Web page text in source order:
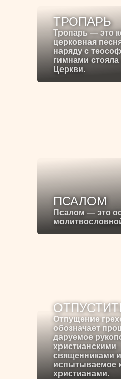
ТРОПАРЬ
Тропарь — это
церковная
наряду с
гимнами стояла
Церкви.
ПСАЛОМ
Псалом — это
Отпущение
обозначает
даруемое
христианскими
священниками и
испытываемое
христианами.